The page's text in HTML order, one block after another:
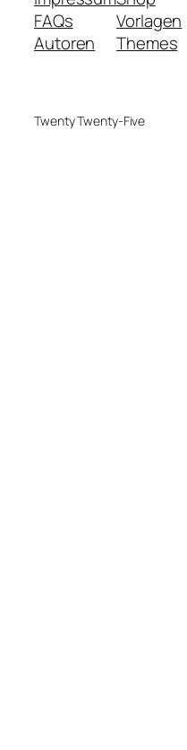
FAQs
Autoren
Vorlagen
Themes
Twenty Twenty-Five